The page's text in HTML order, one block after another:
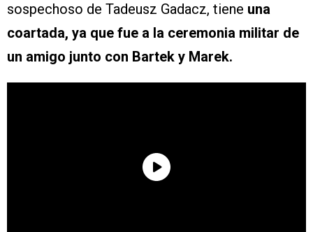
sospechoso de Tadeusz Gadacz, tiene una
coartada, ya que fue a la ceremonia militar de
un amigo junto con Bartek y Marek.